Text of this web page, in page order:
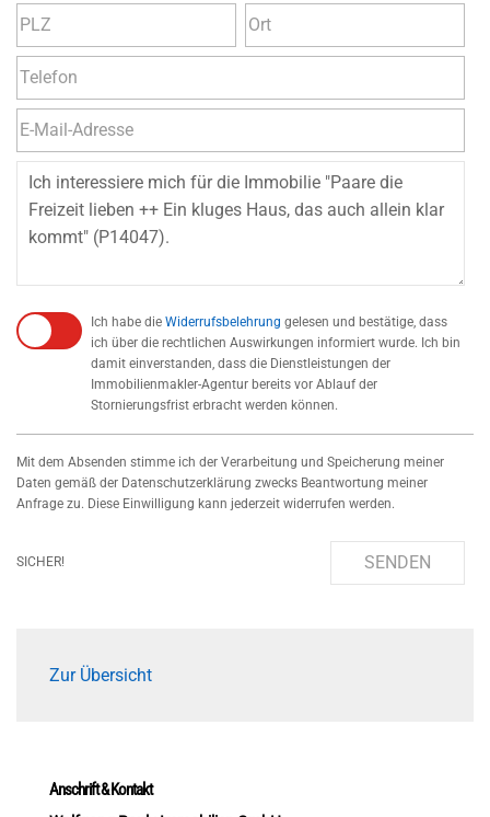
Ich habe die Widerrufsbelehrung gelesen und bestätige, dass
ich über die rechtlichen Auswirkungen informiert wurde. Ich bin
damit einverstanden, dass die Dienstleistungen der
Immobilienmakler-Agentur bereits vor Ablauf der
Stornierungsfrist erbracht werden können.
Mit dem Absenden stimme ich der Verarbeitung und Speicherung meiner
Daten gemäß der Datenschutzerklärung zwecks Beantwortung meiner
Anfrage zu. Diese Einwilligung kann jederzeit widerrufen werden.
SICHER! SENDEN
Zur Übersicht
Anschrift & Kontakt